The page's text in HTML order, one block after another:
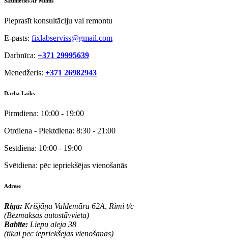
Pieprasīt konsultāciju vai remontu
E-pasts: fixlabserviss@gmail.com
Darbnīca: +371 29995639
Menedžeris: +371 26982943
Darba Laiks
Pirmdiena: 10:00 - 19:00
Otrdiena - Piektdiena: 8:30 - 21:00
Sestdiena: 10:00 - 19:00
Svētdiena: pēc iepriekšējas vienošanās
Adrese
Riga: Krišjāņa Valdemāra 62A, Rimi t/c
(Bezmaksas autostāvvieta)
Babīte: Liepu aleja 38
(tikai pēc iepriekšējas vienošanās)